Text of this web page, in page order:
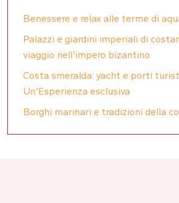
Benessere e relax alle terme di
Palazzi e giardini imperiali di
viaggio nell’impero bizantino
Costa smeralda: yacht e porti
Un’Esperienza esclusiva
Borghi marinari e tradizioni della